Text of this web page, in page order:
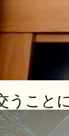
うこと